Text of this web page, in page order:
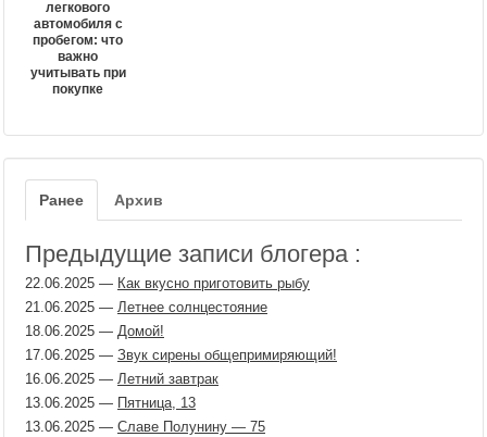
легкового
автомобиля с
пробегом: что
важно
учитывать при
покупке
Ранее Архив
Предыдущие записи блогера :
22.06.2025 — Как вкусно приготовить рыбу
21.06.2025 — Летнее солнцестояние
18.06.2025 — Домой!
17.06.2025 — Звук сирены общепримиряющий!
16.06.2025 — Летний завтрак
13.06.2025 — Пятница, 13
13.06.2025 — Славе Полунину — 75